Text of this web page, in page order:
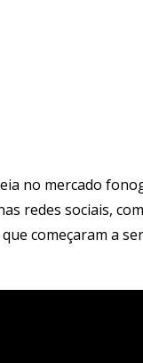
no mercado
redes sociais,
começaram a